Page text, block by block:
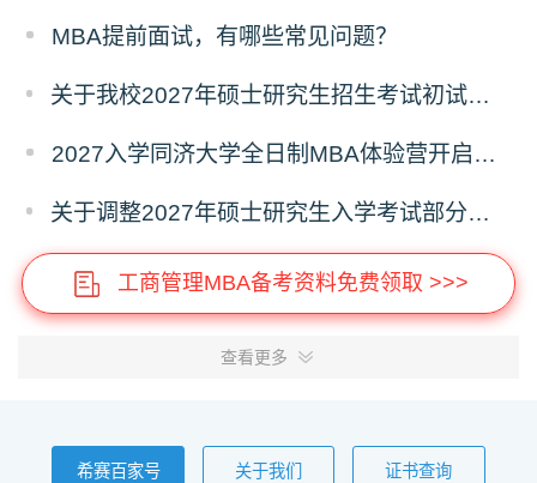
MBA提前面试，有哪些常见问题？
关于我校2027年硕士研究生招生考试初试科目调整的补充公告
2027入学同济大学全日制MBA体验营开启报名！
关于调整2027年硕士研究生入学考试部分专业考试科目的通知
工商管理MBA备考资料免费领取 >>>
查看更多
希赛百家号 关于我们 证书查询